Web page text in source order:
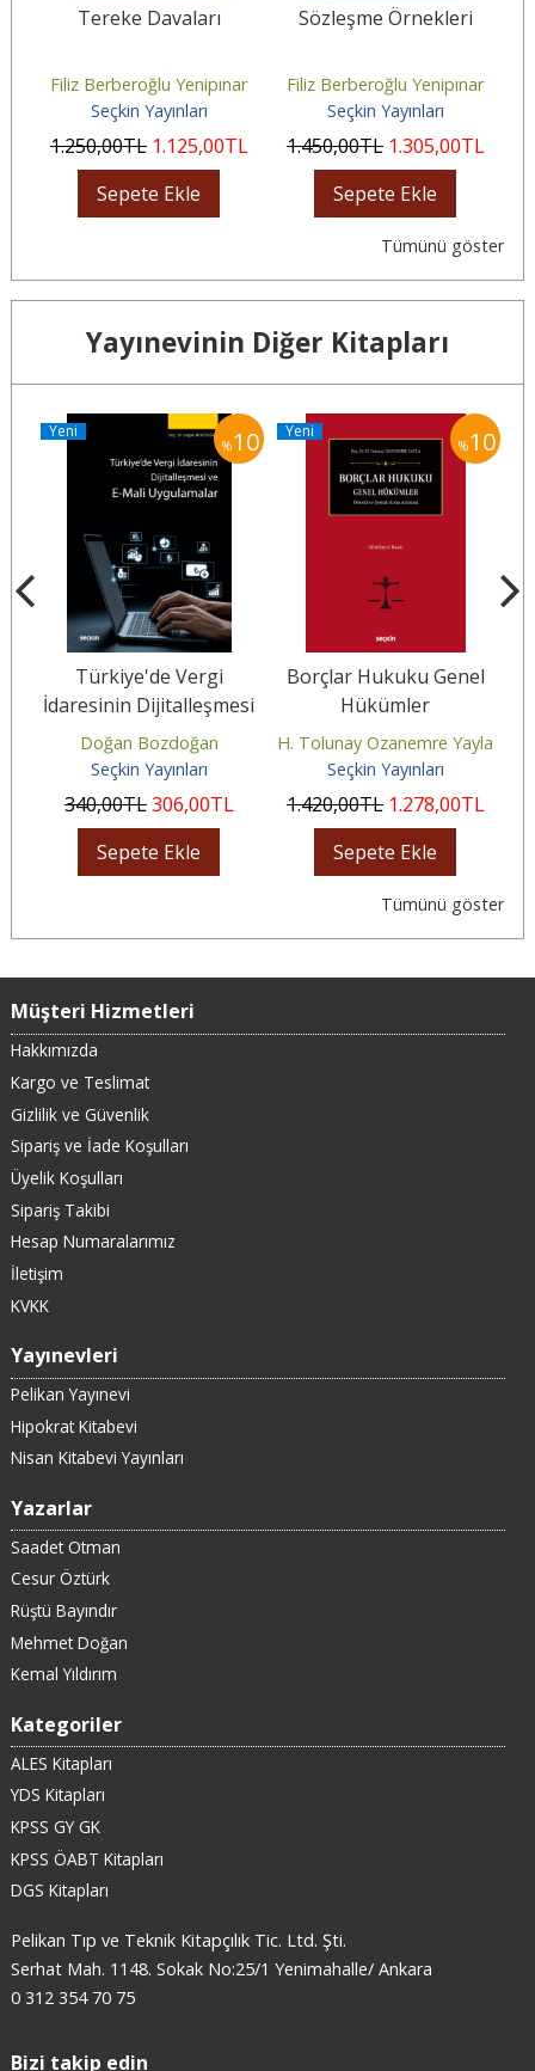
Tereke Davaları
Filiz Berberoğlu Yenipınar
Seçkin Yayınları
1.250,00TL 1.125,00TL
Sepete Ekle
Sözleşme Örnekleri
Filiz Berberoğlu Yenipınar
Seçkin Yayınları
1.450,00TL 1.305,00TL
Sepete Ekle
Tümünü göster
Yayınevinin Diğer Kitapları
%10
Yeni
Türkiye'de Vergi
İdaresinin Dijitalleşmesi
ve E–Mali Uygulamalar
Doğan Bozdoğan
Seçkin Yayınları
340,00TL306,00TL
Sepete Ekle
%10
Yeni
Borçlar Hukuku Genel
Hükümler
H. Tolunay Ozanemre Yayla
Seçkin Yayınları
1.420,00TL 1.278,00TL
Sepete Ekle
Tümünü göster
Müşteri Hizmetleri
Hakkımızda
Kargo ve Teslimat
Gizlilik ve Güvenlik
Sipariş ve İade Koşulları
Üyelik Koşulları
Sipariş Takibi
Hesap Numaralarımız
İletişim
KVKK
Yayınevleri
Pelikan Yayınevi
Hipokrat Kitabevi
Nisan Kitabevi Yayınları
Yazarlar
Saadet Otman
Cesur Öztürk
Rüştü Bayındır
Mehmet Doğan
Kemal Yıldırım
Kategoriler
ALES Kitapları
YDS Kitapları
KPSS GY GK
KPSS ÖABT Kitapları
DGS Kitapları
Pelikan Tıp ve Teknik Kitapçılık Tic. Ltd. Şti.
Serhat Mah. 1148. Sokak No:25/1 Yenimahalle/ Ankara
0 312 354 70 75
Bizi takip edin